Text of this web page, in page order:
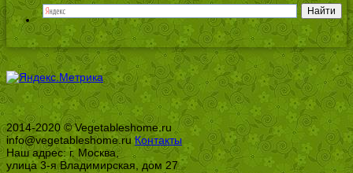
2014-2020 © Vegetableshome.ru
info@vegetableshome.ruКонтакты
Наш адрес: г. Москва,
улица 3-я Владимирская, дом 27